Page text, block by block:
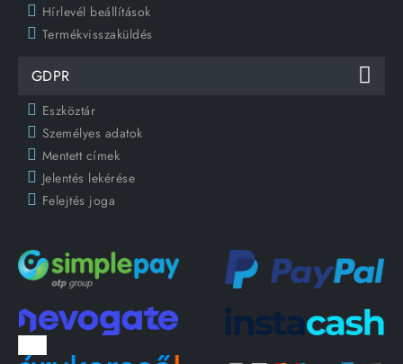
Hírlevél beállítások
Termékvisszaküldés
GDPR
Eszköztár
Személyes adatok
Mentett címek
Jelentés lekérése
Felejtés joga